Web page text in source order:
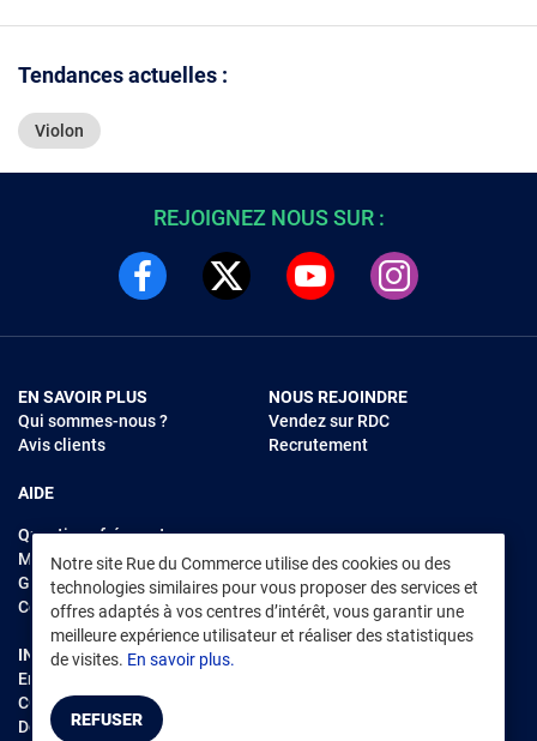
Tendances actuelles :
Violon
Notre site Rue du Commerce utilise des cookies ou des
technologies similaires pour vous proposer des services et
offres adaptés à vos centres d’intérêt, vous garantir une
meilleure expérience utilisateur et réaliser des statistiques
de visites. En savoir plus.
REFUSER
REJOIGNEZ NOUS SUR :
EN SAVOIR PLUS
Qui sommes-nous ?
Avis clients
AIDE
Questions fréquentes
Modes de règlements
Garantie et retours
Contacter Rue du Commerce
NOUS REJOINDRE
Vendez sur RDC
Recrutement
INFORMATIONS LÉGALES
Environnement
CGV /CGU Marketplace
Données personnelles